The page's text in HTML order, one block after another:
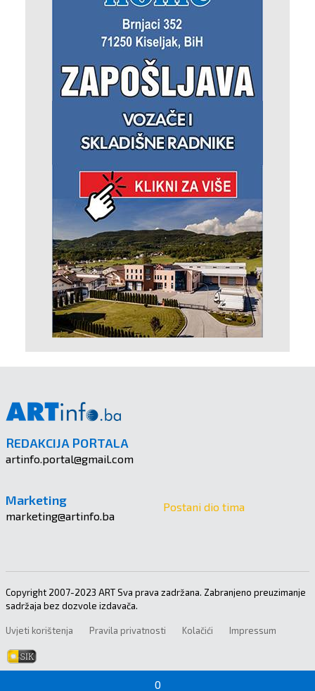
0
REDAKCIJA PORTALA
artinfo.portal@gmail.com
Marketing
marketing@artinfo.ba
Postani dio tima
Copyright 2007-2023 ART Sva prava zadržana. Zabranjeno preuzimanje
sadržaja bez dozvole izdavača.
Uvjeti korištenja Pravila privatnosti Kolačići Impressum